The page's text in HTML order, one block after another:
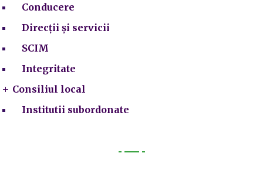
Conducere
Direcții și servicii
SCIM
Integritate
Consiliul local
Institutii subordonate